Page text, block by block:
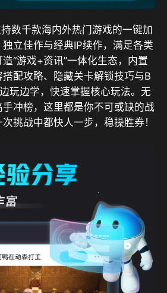
数千款海内外热门游戏的一键加
立佳作与经典IP续作，满足各类
“游戏+资讯”一体化生态，内置
配攻略、隐藏关卡解锁技巧与B
玩边学，快速掌握核心玩法。无
冲榜，这里都是你不可或缺的战
挑战中都快人一步，稳操胜券！